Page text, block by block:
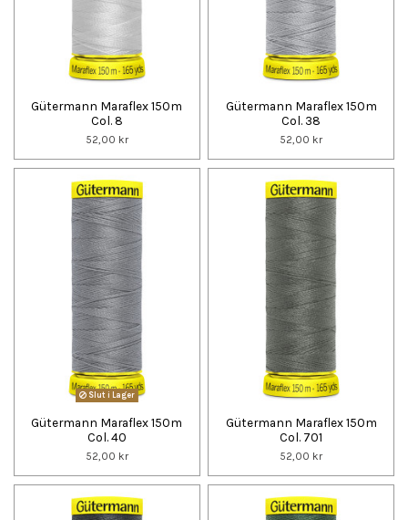
Gütermann Maraflex 150m
Col. 8
52,00 kr
Gütermann Maraflex 150m
Col. 38
52,00 kr
Slut i Lager
Gütermann Maraflex 150m
Col. 40
52,00 kr
Gütermann Maraflex 150m
Col. 701
52,00 kr